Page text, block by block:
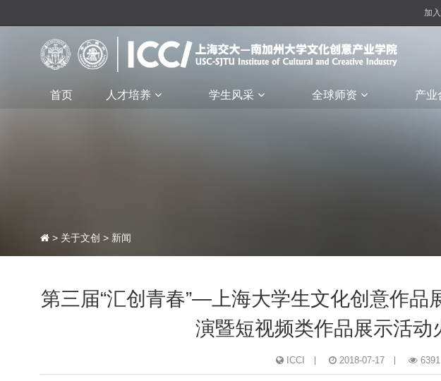
加
首页 人才培养 学生风采 全球师资 产业
> 关于文创 > 新闻
第三届“汇创青春”—上海大学生文化创意作品
演暨短视频类作品展示活动
ICCI 2018-07-17 6391